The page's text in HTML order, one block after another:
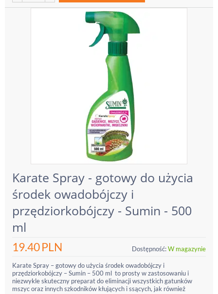
Karate Spray - gotowy do użycia
środek owadobójczy i
przędziorkobójczy - Sumin - 500
ml
19.40PLN Dostępność:W magazynie
Karate Spray – gotowy do użycia środek owadobójczy i
przędziorkobójczy – Sumin – 500 ml to prosty w zastosowaniu i
niezwykle skuteczny preparat do eliminacji wszystkich gatunków
mszyc oraz innych szkodników kłujących i ssących, jak również